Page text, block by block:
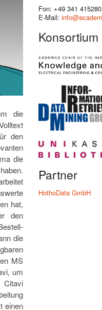
die
den
die
hat,
den
die
MS
um
Citavi
einen
Fon: +49 341 415280
E-Mail:
Konsortium
Partner
HothoData GmbH